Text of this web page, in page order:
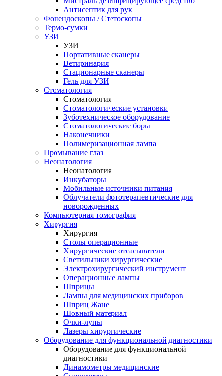
Антисептик для рук
Фонендоскопы / Стетоскопы
Термо-сумки
УЗИ
УЗИ
Портативные сканеры
Ветиринария
Стационарные сканеры
Гель для УЗИ
Стоматология
Стоматология
Стоматологические установки
Зуботехническое оборудование
Стоматологические боры
Наконечники
Полимеризационная лампа
Промывание глаз
Неонатология
Неонатология
Инкубаторы
Мобильные источники питания
Облучатели фототерапевтические для
новорожденных
Компьютерная томография
Хирургия
Хирургия
Столы операционные
Хирургические отсасыватели
Светильники хирургические
Электрохирургический инструмент
Операционные лампы
Шприцы
Лампы для медицинских приборов
Шприц Жане
Шовный материал
Очки-лупы
Лазеры хирургические
Оборудование для функциональной диагностики
Оборудование для функциональной
диагностики
Динамометры медицинские